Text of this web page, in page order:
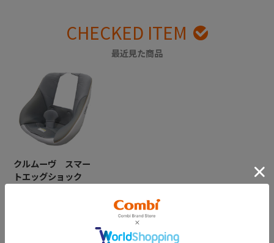
CHECKED ITEM
最近見た商品
クルムーヴ スマー
トエッグショック